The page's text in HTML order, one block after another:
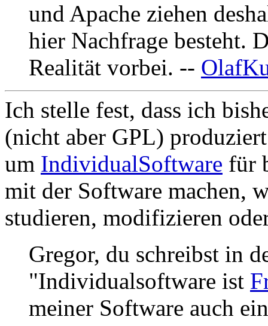
und Apache ziehen
hier Nachfrage besteht.
Realität vorbei. --
Ich stelle fest, dass ich
(nicht aber GPL)
um IndividualSoftware für
mit der Software machen,
studieren, modifizieren
Gregor, du schreibst in
"Individualsoftware ist
meiner Software auch